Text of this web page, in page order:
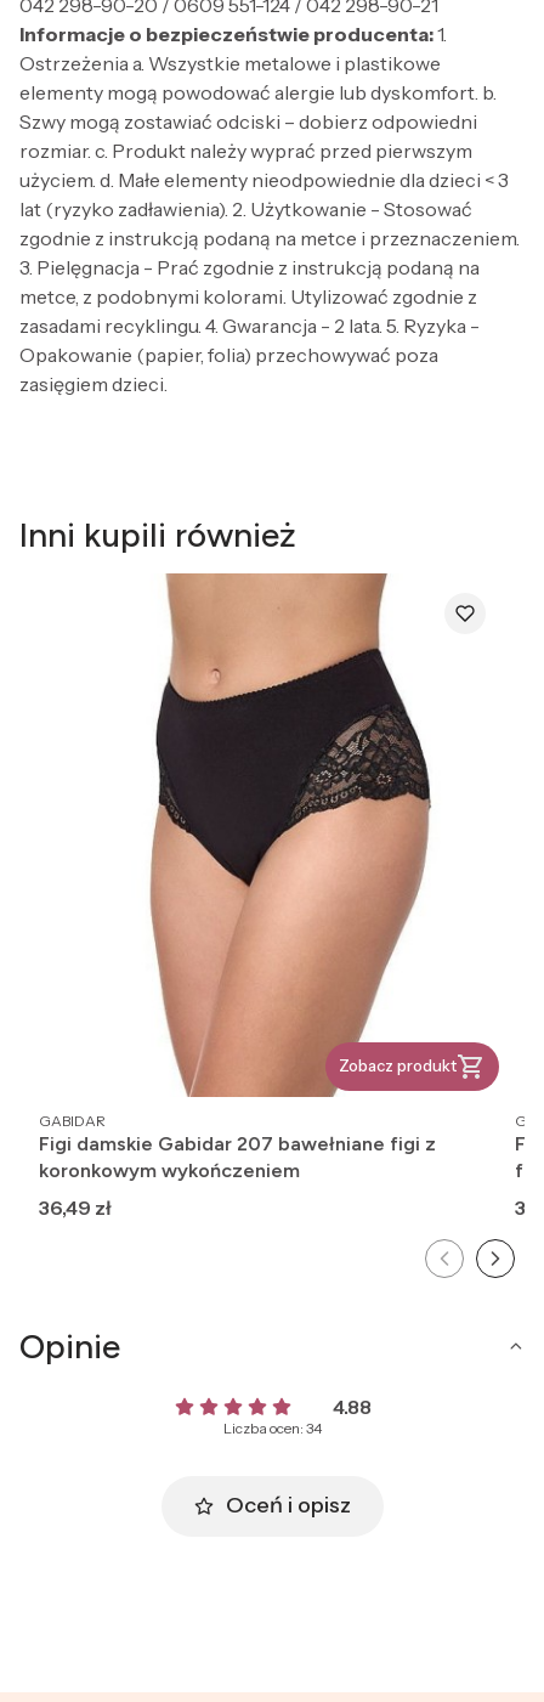
Informacje o bezpieczeństwie producenta:1.
Ostrzeżenia a. Wszystkie metalowe i plastikowe
elementy mogą powodować alergie lub dyskomfort. b.
Szwy mogą zostawiać odciski – dobierz odpowiedni
rozmiar. c. Produkt należy wyprać przed pierwszym
użyciem. d. Małe elementy nieodpowiednie dla dzieci < 3
lat (ryzyko zadławienia). 2. Użytkowanie - Stosować
zgodnie z instrukcją podaną na metce i przeznaczeniem.
3. Pielęgnacja - Prać zgodnie z instrukcją podaną na
metce, z podobnymi kolorami. Utylizować zgodnie z
zasadami recyklingu. 4. Gwarancja - 2 lata. 5. Ryzyka -
Opakowanie (papier, folia) przechowywać poza
zasięgiem dzieci.
Inni kupili również
Zobacz produkt
PRODUCENT
GABIDAR
Figi damskie Gabidar 207 bawełniane figi z
koronkowym wykończeniem
Cena
36,49 zł
Opinie
4.88
Liczba ocen: 34
Oceń i opisz